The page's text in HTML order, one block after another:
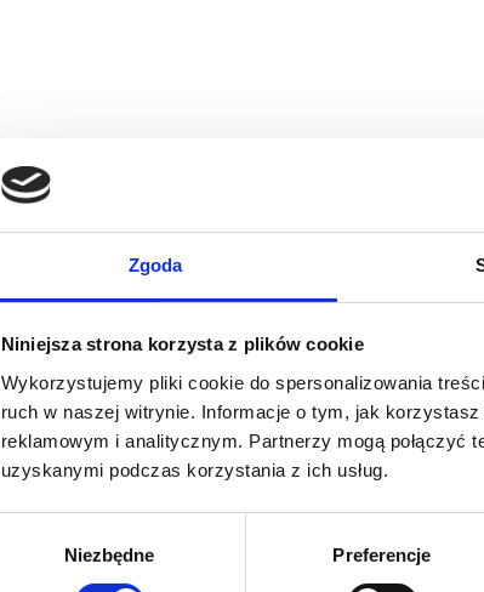
Zgoda
Niniejsza strona korzysta z plików cookie
Wykorzystujemy pliki cookie do spersonalizowania
ruch w naszej witrynie. Informacje o tym, jak
reklamowym i analitycznym. Partnerzy mogą połączyć
uzyskanymi podczas korzystania z ich usług.
Niezbędne Preferencje